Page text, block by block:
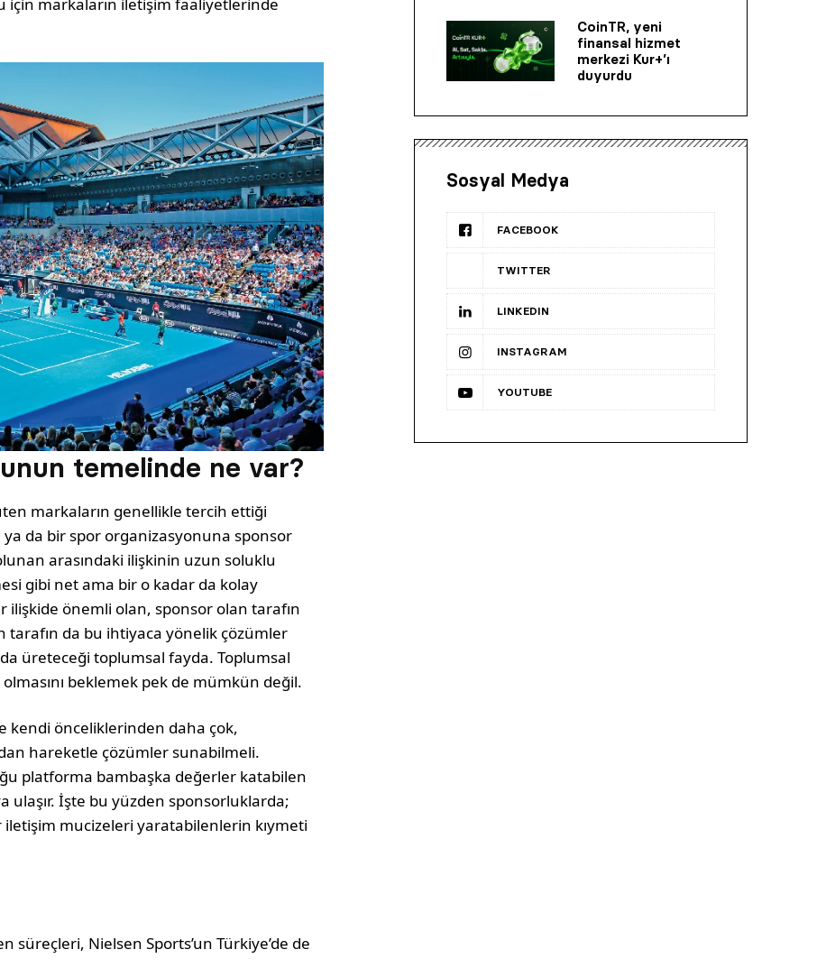
temelinde ne var?
markaların genellikle tercih ettiği
da bir spor organizasyonuna sponsor
arasındaki ilişkinin uzun soluklu
gibi net ama bir o kadar da kolay
önemli olan, sponsor olan tarafın
tarafın da bu ihtiyaca yönelik çözümler
üreteceği toplumsal fayda. Toplumsal
beklemek pek de mümkün değil.
kendi önceliklerinden daha çok,
hareketle çözümler sunabilmeli.
platforma bambaşka değerler katabilen
ulaşır. İşte bu yüzden sponsorluklarda;
iletişim mucizeleri yaratabilenlerin kıymeti
süreçleri, Nielsen Sports’un Türkiye’de de
CoinTR, yeni
finansal hizmet
merkezi Kur+’ı
duyurdu
Sosyal Medya
FACEBOOK
TWITTER
LINKEDIN
INSTAGRAM
YOUTUBE